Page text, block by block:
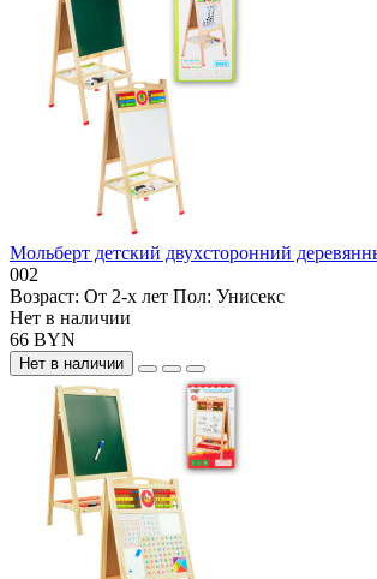
Мольберт детский двухсторонний
002
Возраст: От 2-х лет Пол: Унисекс
Нет в наличии
66 BYN
Нет в наличии